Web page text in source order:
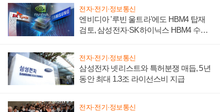
전자·전기·정보통신
엔비디아 '루빈 울트라'에도 HBM4 탑재
검토, 삼성전자·SK하이닉스 HBM4 수율
전자·전기·정보통신
삼성전자 넷리스트와 특허분쟁 매듭, 5년
동안 최대 1.3조 라이선스비 지급
전자·전기·정보통신